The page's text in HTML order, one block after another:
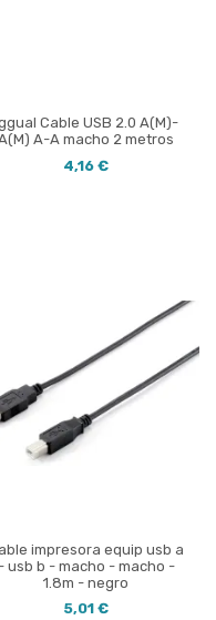
Cable USB 2.0 A(M)-
A-A macho 2 metros
4,16 €
impresora equip usb a
- usb b - macho - macho -
1.8m - negro
5,01 €